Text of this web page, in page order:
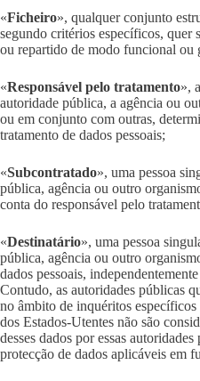
«Ficheiro», qualquer conjunto
segundo critérios específicos, quer
ou repartido de modo funcional ou
«Responsável pelo tratamento»,
autoridade pública, a agência ou
ou em conjunto com outras,
tratamento de dados pessoais;
«Subcontratado», uma pessoa
pública, agência ou outro
conta do responsável pelo
«Destinatário», uma pessoa
pública, agência ou outro
dados pessoais,
Contudo, as autoridades públicas
no âmbito de inquéritos
dos Estados-Utentes não são
desses dados por essas
protecção de dados aplicáveis em